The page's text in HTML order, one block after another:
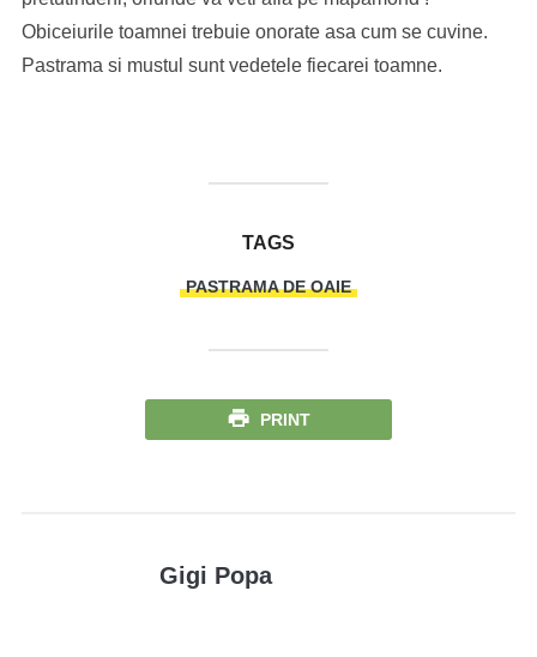
Obiceiurile toamnei trebuie onorate asa cum se cuvine.
Pastrama si mustul sunt vedetele fiecarei toamne.
TAGS
PASTRAMA DE OAIE
PRINT
Gigi Popa